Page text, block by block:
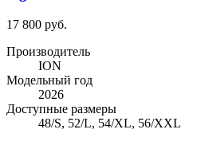
17 800 руб.
Производитель
ION
Модельный год
2026
Доступные размеры
48/S, 52/L, 54/XL, 56/XXL